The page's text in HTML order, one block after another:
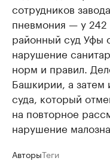
сотрудников
пневмония — у 242
районный суд Уфы
нарушение
норм и правил.
Башкирии, а затем
суда, который
на повторное
нарушение
АвторыТеги